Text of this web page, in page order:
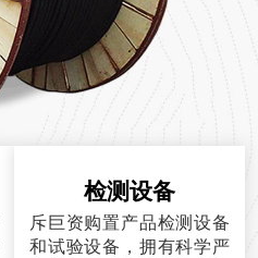
检测设备
斥巨资购置产品检测设备
和试验设备，拥有科学严